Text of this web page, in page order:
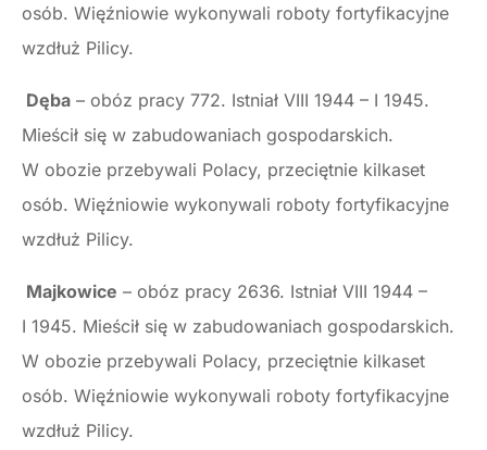
osób. Więźniowie wykonywali roboty fortyfikacyjne
wzdłuż Pilicy.
Dęba – obóz pracy 772. Istniał VIII 1944 – I 1945.
Mieścił się w zabudowaniach gospodarskich.
W obozie przebywali Polacy, przeciętnie kilkaset
osób. Więźniowie wykonywali roboty fortyfikacyjne
wzdłuż Pilicy.
Majkowice – obóz pracy 2636. Istniał VIII 1944 –
I 1945. Mieścił się w zabudowaniach gospodarskich.
W obozie przebywali Polacy, przeciętnie kilkaset
osób. Więźniowie wykonywali roboty fortyfikacyjne
wzdłuż Pilicy.